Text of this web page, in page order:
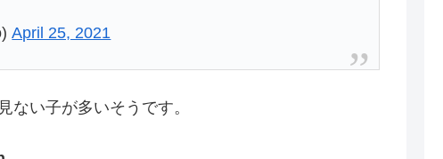
April 25, 2021
ない子が多いそうです。